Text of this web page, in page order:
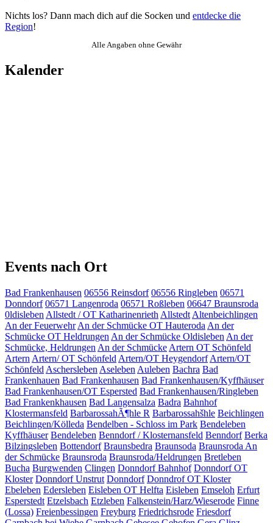
Nichts los? Dann mach dich auf die Socken und entdecke die
Region!
Alle Angaben ohne Gewähr
Kalender
Events nach Ort
Bad Frankenhausen 06556 Reinsdorf 06556 Ringleben 06571
Donndorf 06571 Langenroda 06571 Roßleben 06647 Braunsroda
0ldisleben Allstedt / OT Katharinenrieth Allstedt Altenbeichlingen
An der Feuerwehr An der Schmücke OT Hauteroda An der
Schmücke OT Heldrungen An der Schmücke Oldisleben An der
Schmücke, Heldrungen An der Schmücke Artern OT Schönfeld
Artern Artern/ OT Schönfeld Artern/OT Heygendorf Artern/OT
Schönfeld Aschersleben Aseleben Auleben Bachra Bad
Frankenhauen Bad Frankenhausen Bad Frankenhausen/Kyffhäuser
Bad Frankenhausen/OT Espersted Bad Frankenhausen/Ringleben
Bad Frankenkhausen Bad Langensalza Badra Bahnhof
Klostermansfeld BarbarossahÃ¶hle R Barbarossahšhle Beichlingen
Beichlingen/Kölleda Bendelben - Schloss im Park Bendeleben
Kyffhäuser Bendeleben Benndorf / Klosternansfeld Benndorf Berka
Bilzingsleben Bottendorf Braunsbedra Braunsoda Braunsroda An
der Schmücke Braunsroda Braunsroda/Heldrungen Bretleben
Bucha Burgwenden Clingen Donndorf Bahnhof Donndorf OT
Kloster Donndorf Unstrut Donndorf Donndrof OT Kloster
Ebeleben Edersleben Eisleben OT Helfta Eisleben Emseloh Erfurt
Esperstedt Etzelsbach Etzleben Falkenstein/Harz/Wieserode Finne
(Lossa) Freienbessingen Freyburg Friedrichsrode Friesdorf